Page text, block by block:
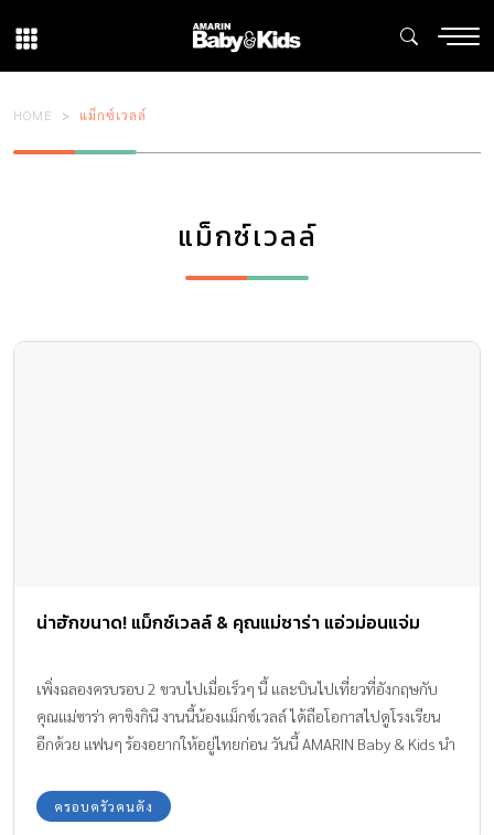
HOME แม็กซ์เวลล์
แม็กซ์เวลล์
น่าฮักขนาด! แม็กซ์เวลล์ & คุณแม่ซาร่า แอ่วม่อนแจ่ม
เพิ่งฉลองครบรอบ 2 ขวบไปเมื่อเร็วๆ นี้ และบินไปเที่ยวที่อังกฤษกับ
คุณแม่ซาร่า คาซิงกินี งานนี้น้องแม็กซ์เวลล์ ได้ถือโอกาสไปดูโรงเรียน
อีกด้วย แฟนๆ ร้องอยากให้อยู่ไทยก่อน วันนี้ AMARIN Baby & Kids นำ
ฝากแฟนๆ ให้หายคิดถึงกันก่อนจ้า
ครอบครัวคนดัง